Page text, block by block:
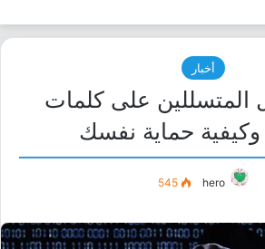
أخبار
على كلمات
وكيفية حماية نفسك
hero
545